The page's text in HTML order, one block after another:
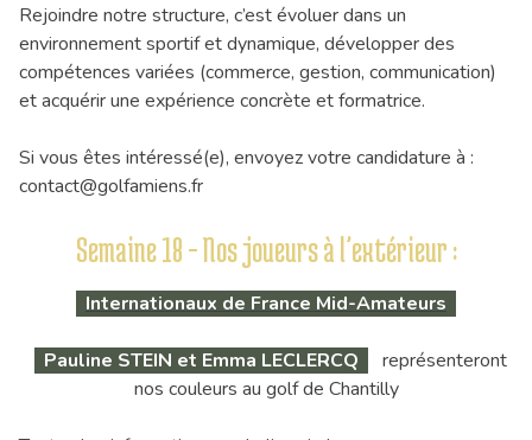
Rejoindre notre structure, c’est évoluer dans un
environnement sportif et dynamique, développer des
compétences variées (commerce, gestion, communication)
et acquérir une expérience concrète et formatrice.
Si vous êtes intéressé(e), envoyez votre candidature à :
contact@golfamiens.fr
Semaine 18 – Nos joueurs à l’extérieur :
Internationaux de France Mid-Amateurs
Pauline STEIN et Emma LECLERCQ
représenteront
nos couleurs au golf de Chantilly